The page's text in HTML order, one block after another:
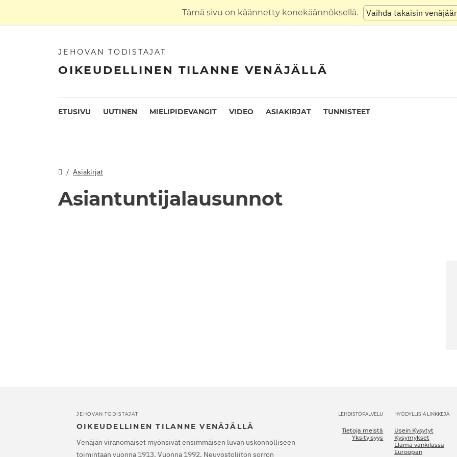
Tämä sivu on käännetty konekäännöksellä. Vaihda takaisin
JEHOVAN TODISTAJAT
OIKEUDELLINEN TILANNE VENÄJÄLLÄ
ETUSIVU UUTINEN MIELIPIDEVANGIT VIDEO ASIAKIRJAT TUNNISTEET
Asiakirjat
Asiantuntijalausunnot
JEHOVAN TODISTAJAT
OIKEUDELLINEN TILANNE VENÄJÄLLÄ
Venäjän viranomaiset myönsivät ensimmäisen luvan uskonnolliseen
toimintaan vuonna 1913. Vuonna 1992, Neuvostoliiton sorron
LEHDISTÖPALVELU
Tietoja meistä
Yksityisyys
HYÖDYLLISIÄ LINKKEJÄ
Usein Kysytyt
Kysymykset
Elämä vankilassa
Euroopan